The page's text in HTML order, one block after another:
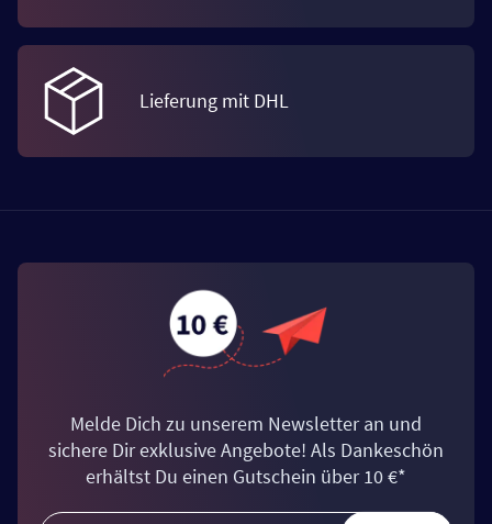
Lieferung mit DHL
Melde Dich zu unserem Newsletter an und
sichere Dir exklusive Angebote! Als Dankeschön
erhältst Du einen Gutschein über 10 €*